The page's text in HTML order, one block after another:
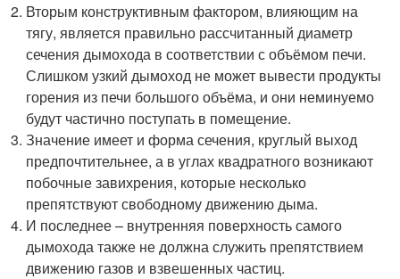
Вторым конструктивным фактором, влияющим на
тягу, является правильно рассчитанный диаметр
сечения дымохода в соответствии с объёмом печи.
Слишком узкий дымоход не может вывести продукты
горения из печи большого объёма, и они неминуемо
будут частично поступать в помещение.
Значение имеет и форма сечения, круглый выход
предпочтительнее, а в углах квадратного возникают
побочные завихрения, которые несколько
препятствуют свободному движению дыма.
И последнее – внутренняя поверхность самого
дымохода также не должна служить препятствием
движению газов и взвешенных частиц.